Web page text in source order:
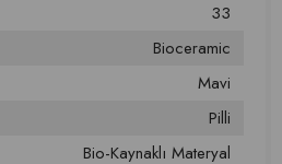
33
Bioceramic
Mavi
Pilli
Bio-Kaynaklı Materyal